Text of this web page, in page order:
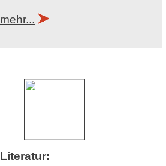
mehr...
Literatur: